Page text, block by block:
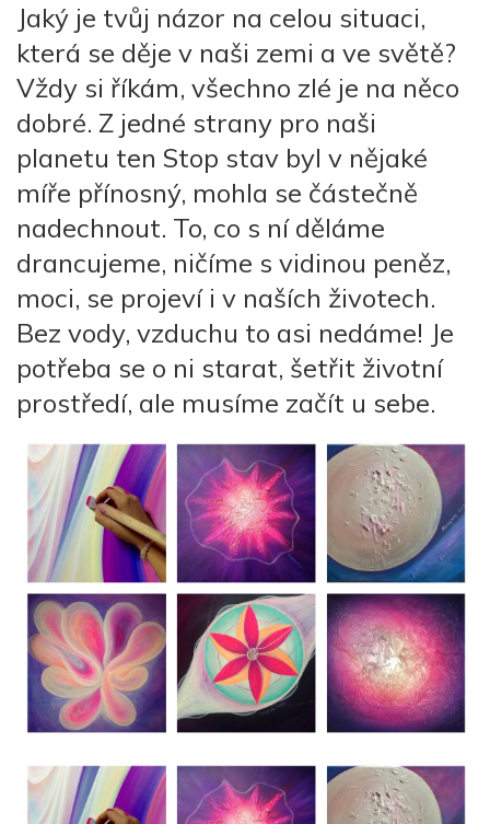
Jaký je tvůj názor na celou situaci,
která se děje v naši zemi a ve světě?
Vždy si říkám, všechno zlé je na něco
dobré. Z jedné strany pro naši
planetu ten Stop stav byl v nějaké
míře přínosný, mohla se částečně
nadechnout. To, co s ní děláme
drancujeme, ničíme s vidinou peněz,
moci, se projeví i v naších životech.
Bez vody, vzduchu to asi nedáme! Je
potřeba se o ni starat, šetřit životní
prostředí, ale musíme začít u sebe.